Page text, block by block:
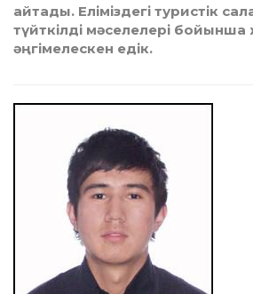
айтады. Еліміздегі туристік
түйткілді мәселелері
әңгімелескен едік.